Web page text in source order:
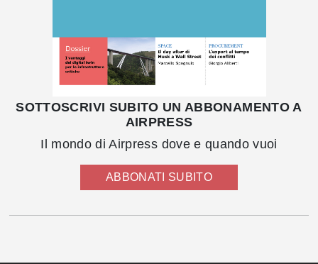
SOTTOSCRIVI SUBITO UN ABBONAMENTO A
AIRPRESS
Il mondo di Airpress dove e quando vuoi
ABBONATI SUBITO